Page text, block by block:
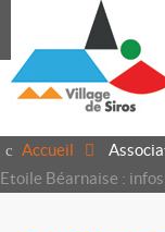
Accueil
Etoile Béarnaise :